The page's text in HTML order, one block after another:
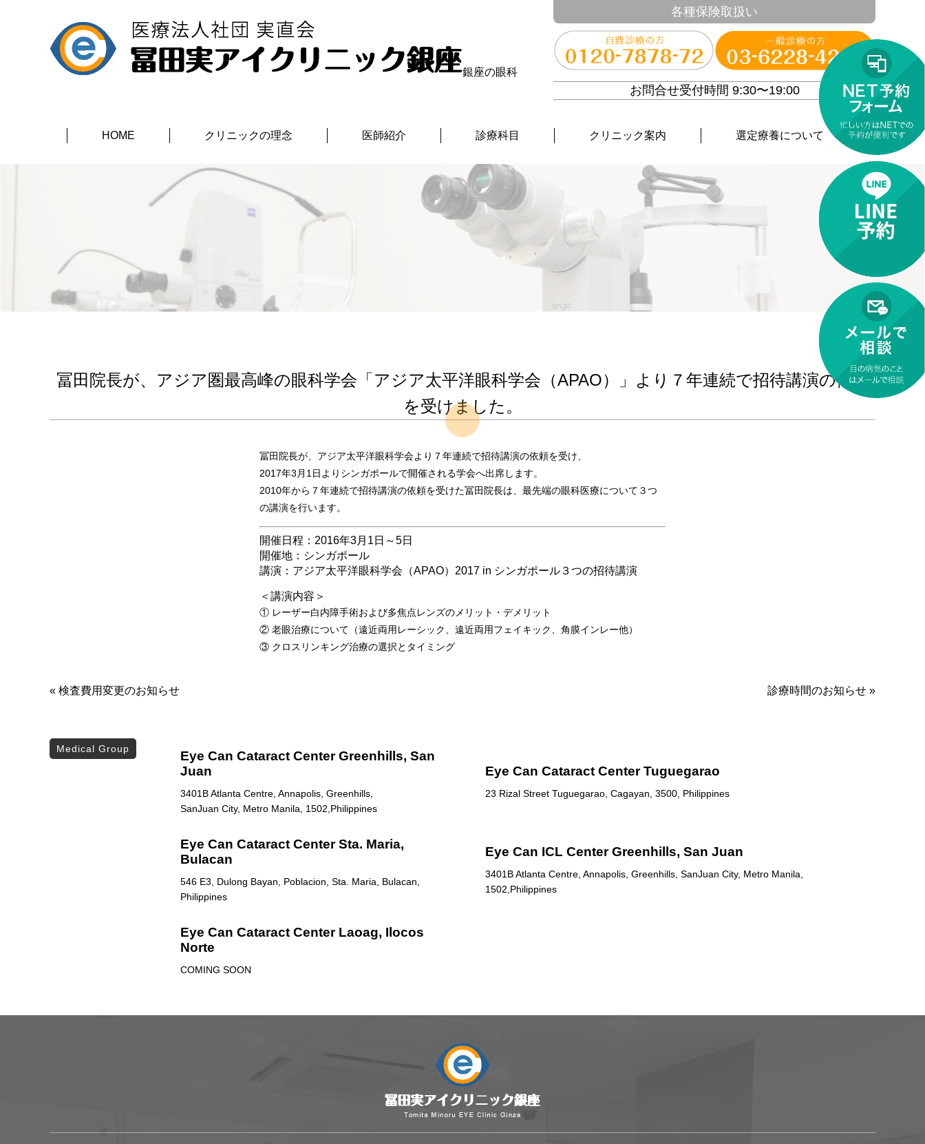
銀座の眼科
各種保険取扱い
お問合せ受付時間 9:30〜19:00
HOME クリニックの理念 医師紹介 診療科目 クリニック案内 選定療養について
冨田院長が、アジア圏最高峰の眼科学会「アジア太平洋眼科学会（APAO）」より７年連続で招待講演の依頼
を受けました。
冨田院長が、アジア太平洋眼科学会より７年連続で招待講演の依頼を受け、
2017年3月1日よりシンガポールで開催される学会へ出席します。
2010年から７年連続で招待講演の依頼を受けた冨田院長は、最先端の眼科医療について３つ
の講演を行います。
開催日程：2016年3月1日～5日
開催地：シンガポール
講演：アジア太平洋眼科学会（APAO）2017 in シンガポール３つの招待講演
＜講演内容＞
① レーザー白内障手術および多焦点レンズのメリット・デメリット
② 老眼治療について（遠近両用レーシック、遠近両用フェイキック、角膜インレー他）
③ クロスリンキング治療の選択とタイミング
« 検査費用変更のお知らせ 診療時間のお知らせ »
Medical Group
Eye Can Cataract Center Greenhills, San
Juan
3401B Atlanta Centre, Annapolis, Greenhills,
SanJuan City, Metro Manila, 1502,Philippines
Eye Can Cataract Center Tuguegarao
23 Rizal Street Tuguegarao, Cagayan, 3500, Philippines
Eye Can Cataract Center Sta. Maria,
Bulacan
546 E3, Dulong Bayan, Poblacion, Sta. Maria, Bulacan,
Philippines
Eye Can ICL Center Greenhills, San Juan
3401B Atlanta Centre, Annapolis, Greenhills, SanJuan City, Metro Manila,
1502,Philippines
Eye Can Cataract Center Laoag, Ilocos
Norte
COMING SOON